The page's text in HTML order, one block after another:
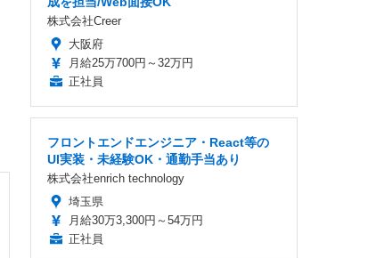
株式会社Creer
大阪府
月給25万700円～32万円
正社員
フロントエンドエンジニア・React等の
UI実装・未経験OK・通勤手当あり
株式会社enrich technology
埼玉県
月給30万3,300円～54万円
正社員